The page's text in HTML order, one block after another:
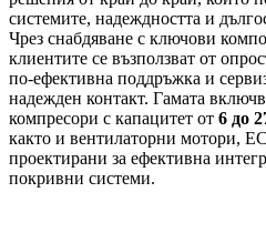
системите, надеждността и
Чрез снабдяване с ключови
клиентите се възползват от
по-ефективна поддръжка и
надежден контакт. Гамата
компресори с капацитет от 6 до
както и вентилаторни мотори,
проектирани за ефективна
покривни системи.